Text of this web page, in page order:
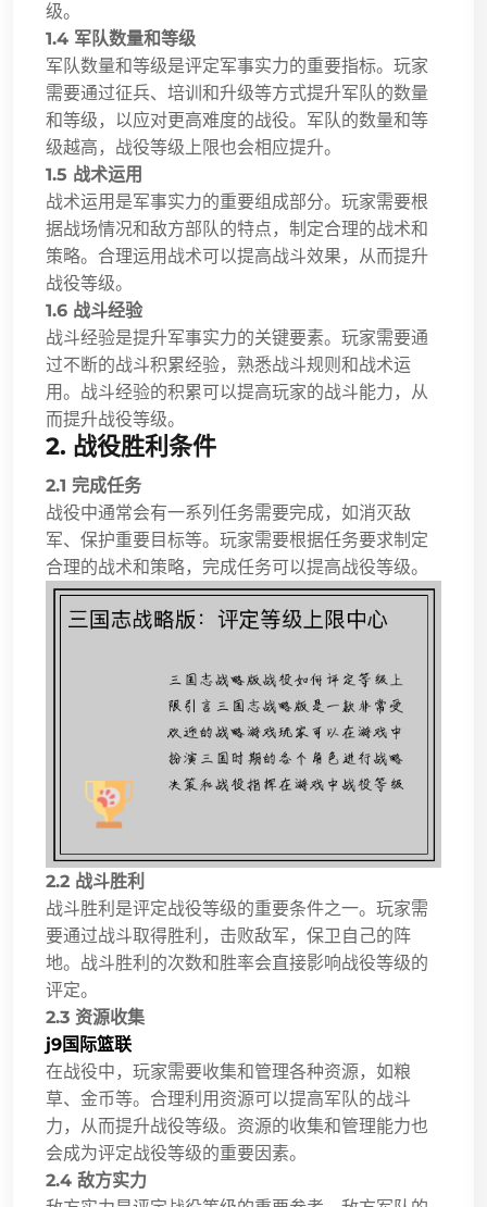
级。
1.4 军队数量和等级
军队数量和等级是评定军事实力的重要指标。玩家
需要通过征兵、培训和升级等方式提升军队的数量
和等级，以应对更高难度的战役。军队的数量和等
级越高，战役等级上限也会相应提升。
1.5 战术运用
战术运用是军事实力的重要组成部分。玩家需要根
据战场情况和敌方部队的特点，制定合理的战术和
策略。合理运用战术可以提高战斗效果，从而提升
战役等级。
1.6 战斗经验
战斗经验是提升军事实力的关键要素。玩家需要通
过不断的战斗积累经验，熟悉战斗规则和战术运
用。战斗经验的积累可以提高玩家的战斗能力，从
而提升战役等级。
2. 战役胜利条件
2.1 完成任务
战役中通常会有一系列任务需要完成，如消灭敌
军、保护重要目标等。玩家需要根据任务要求制定
合理的战术和策略，完成任务可以提高战役等级。
2.2 战斗胜利
战斗胜利是评定战役等级的重要条件之一。玩家需
要通过战斗取得胜利，击败敌军，保卫自己的阵
地。战斗胜利的次数和胜率会直接影响战役等级的
评定。
2.3 资源收集
j9国际篮联
在战役中，玩家需要收集和管理各种资源，如粮
草、金币等。合理利用资源可以提高军队的战斗
力，从而提升战役等级。资源的收集和管理能力也
会成为评定战役等级的重要因素。
2.4 敌方实力